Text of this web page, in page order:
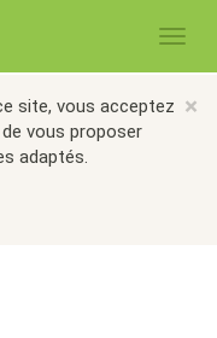
×
site, vous acceptez
vous proposer
adaptés.